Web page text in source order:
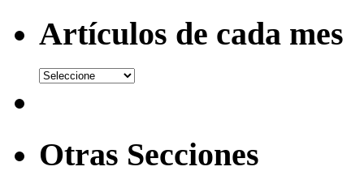
Artículos de cada mes
Otras Secciones